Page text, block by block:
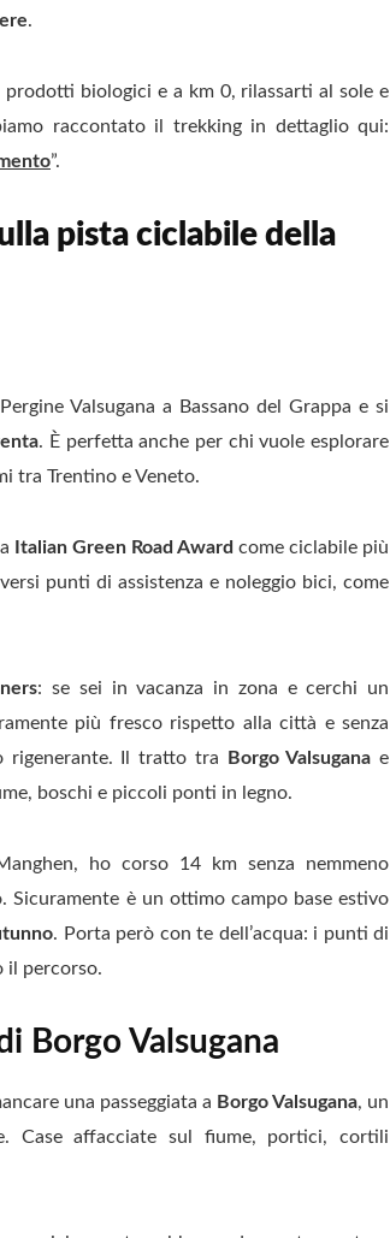
.
biologici e a km 0, rilassarti al sole e
raccontato il trekking in dettaglio qui:
”.
pista ciclabile della
Valsugana a Bassano del Grappa e si
. È perfetta anche per chi vuole esplorare
tra Trentino e Veneto.
Italian Green Road Award come ciclabile più
punti di assistenza e noleggio bici, come
: se sei in vacanza in zona e cerchi un
più fresco rispetto alla città e senza
rigenerante. Il tratto tra
Borgo Valsugana e
boschi e piccoli ponti in legno.
ho corso 14 km senza nemmeno
Sicuramente è un ottimo campo base estivo
. Porta però con te dell’acqua: i punti di
il percorso.
Borgo Valsugana
una passeggiata a Borgo Valsugana, un
Case affacciate sul fiume, portici, cortili